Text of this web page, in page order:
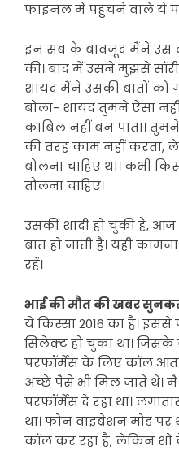
फाइनल में पहुंचने वाले ये
इन सब के बावजूद मैंने उस
की। बाद में उसने मुझसे
शायद मैंने उसकी बातों को
बोला- शायद तुमने ऐसा
काबिल नहीं बन पाता।
की तरह काम नहीं करता,
बोलना चाहिए था। कभी
तौलना चाहिए।
उसकी शादी हो चुकी है,
बात हो जाती है। यही
रहें।
भाई की मौत की खबर
ये किस्सा 2016 का है।
सिलेक्ट हो चुका था।
परफॉर्मेंस के लिए कॉल
अच्छे पैसे भी मिल जाते थे।
परफॉर्मेंस दे रहा था।
था। फोन वाइब्रेशन मोड
कॉल कर रहा है, लेकिन शो